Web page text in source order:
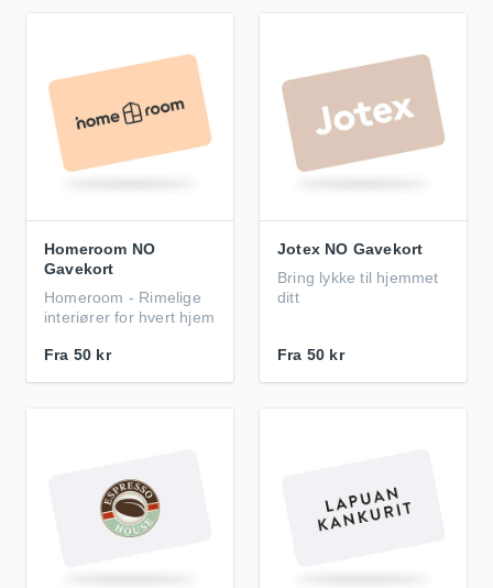
Homeroom NO
Gavekort
Homeroom - Rimelige
interiører for hvert hjem
Fra 50 kr
Jotex NO Gavekort
Bring lykke til hjemmet
ditt
Fra 50 kr